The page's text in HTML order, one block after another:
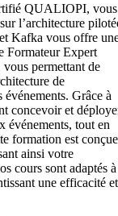
QUALIOPI, vous
l’architecture
Kafka vous offre
Formateur Expert
permettant de
de
Grâce à
concevoir et
événements, tout en
formation est conçue
ainsi votre
cours sont adaptés à
une efficacité et